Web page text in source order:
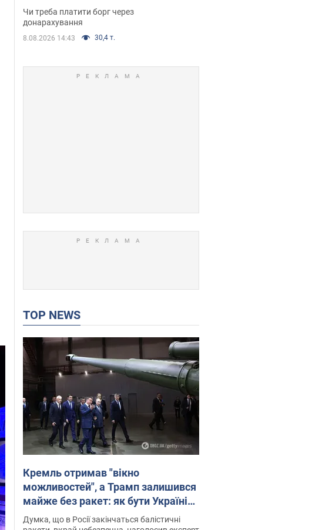
суддя ухвалив
неочікуване рішення
Чи треба платити борг через
донарахування
8.08.2026 14:43 30,4 т.
TOP NEWS
Кремль отримав "вікно
можливостей", а Трамп залишився
майже без ракет: як бути Україні?
Інтерв’ю з Мельником
Думка, що в Росії закінчаться балістичні